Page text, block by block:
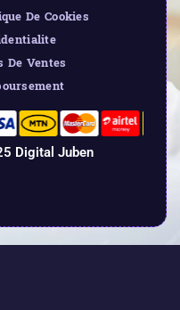
De Cookies
De Ventes
Digital Juben